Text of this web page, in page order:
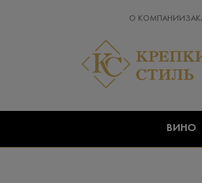
О КОМПАНИИ
ВИНО